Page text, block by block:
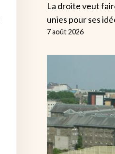
La droite veut
unies pour ses
7 août 2026